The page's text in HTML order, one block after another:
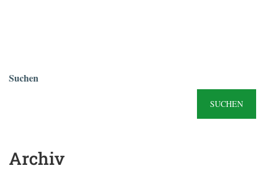
Suchen
SUCHEN
Archiv